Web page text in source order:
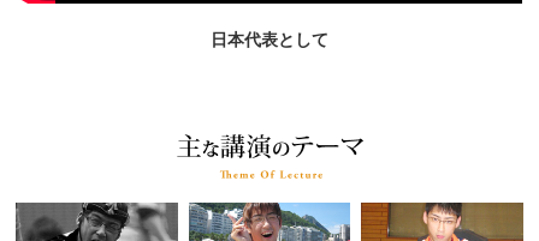
日本代表として